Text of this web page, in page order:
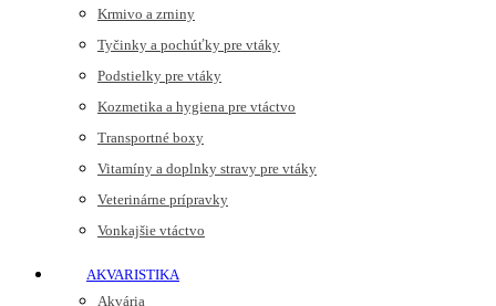
Krmivo a zrniny
Tyčinky a pochúťky pre vtáky
Podstielky pre vtáky
Kozmetika a hygiena pre vtáctvo
Transportné boxy
Vitamíny a doplnky stravy pre vtáky
Veterinárne prípravky
Vonkajšie vtáctvo
AKVARISTIKA
Akvária